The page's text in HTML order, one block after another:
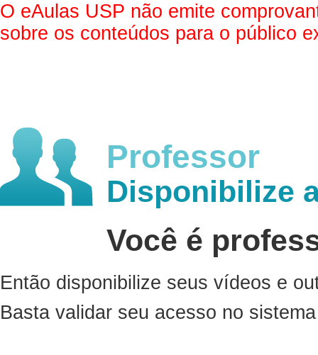
O eAulas USP não emite
sobre os conteúdos para o público
Professor
Disponibilize
Você é
Então disponibilize seus vídeos e
Basta validar seu acesso no